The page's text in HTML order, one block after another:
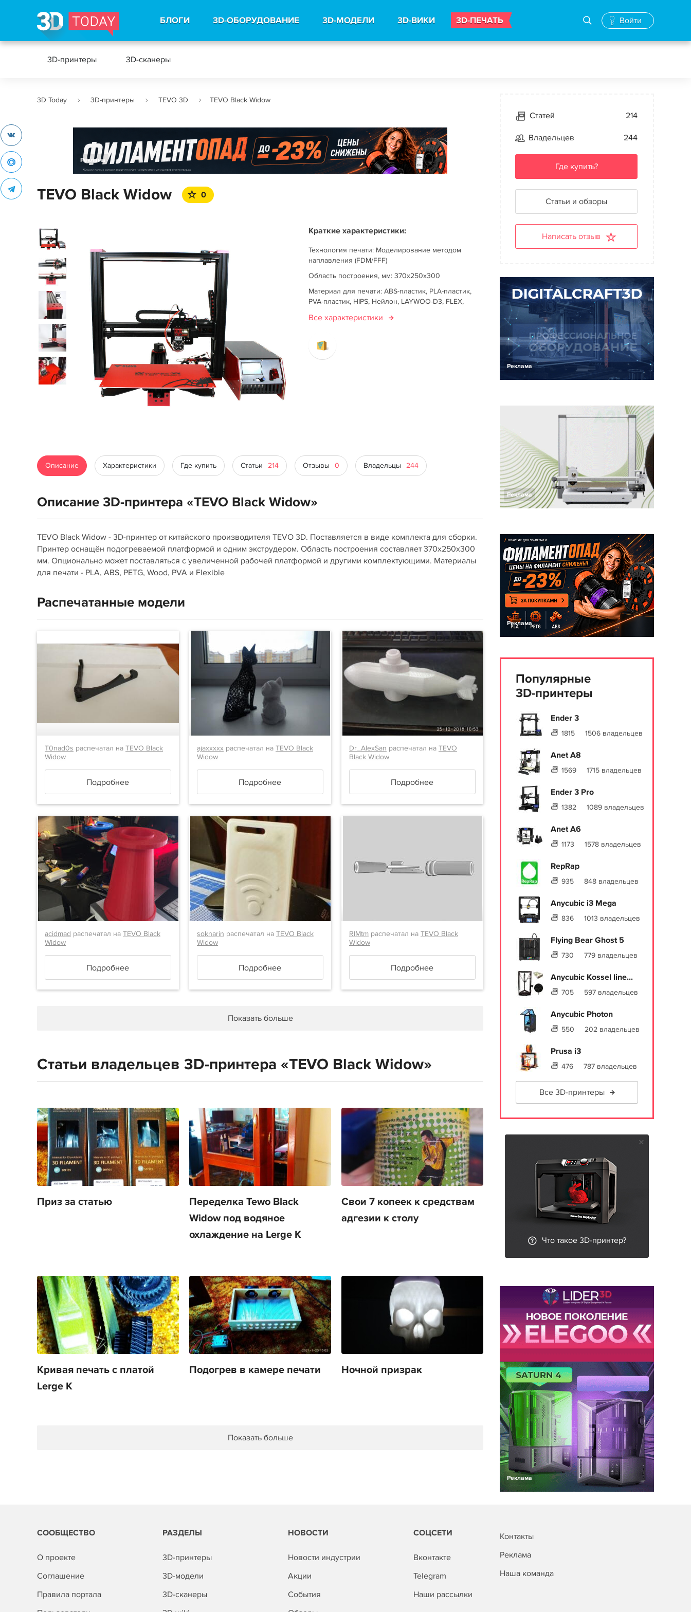
БЛОГИ 3D-ОБОРУДОВАНИЕ 3D-МОДЕЛИ 3D-ВИКИ 3D-ПЕЧАТЬ Войти
3D-принтеры 3D-сканеры
3D Today 3D-принтеры TEVO 3D TEVO Black Widow
Реклама
TEVO Black Widow 0
Краткие характеристики:
Технология печати: Моделирование методом
наплавления (FDM/FFF)
Область построения, мм: 370x250x300
Материал для печати: ABS-пластик, PLA-пластик,
PVA-пластик, HIPS, Нейлон, LAYWOO-D3, FLEX,
Все характеристики
Описание Характеристики Где купить Статьи 214 Отзывы 0 Владельцы 244
Описание 3D-принтера «TEVO Black Widow»
TEVO Black Widow - 3D-принтер от китайского производителя TEVO 3D. Поставляется в виде комплекта для сборки.
Принтер оснащён подогреваемой платформой и одним экструдером. Область построения составляет 370х250х300
мм. Опционально может поставляться с увеличенной рабочей платформой и другими комплектующими. Материалы
для печати - PLA, ABS, PETG, Wood, PVA и Flexible
Распечатанные модели
T0nad0s распечатал на TEVO Black
Widow
Подробнее
ajaxxxxxраспечатал на TEVO Black
Widow
Подробнее
Dr_AlexSan распечатал на TEVO
Black Widow
Подробнее
acidmad распечатал на TEVO Black
Widow
Подробнее
soknarin распечатал на TEVO Black
Widow
Подробнее
RIMtmраспечатал на TEVO Black
Widow
Подробнее
Показать больше
Статьи владельцев 3D-принтера «TEVO Black Widow»
Приз за статью
Переделка Tewo Black
Widow под водяное
охлаждение на Lerge K
Свои 7 копеек к средствам
адгезии к столу
Кривая печать с платой
Lerge K
Подогрев в камере печати Ночной призрак
Показать больше
Статей 214
Владельцев 244
Где купить?
Статьи и обзоры
Написать отзыв
Реклама
Реклама
Реклама
Популярные
3D-принтеры
Ender 3
1815 1506 владельцев
Anet A8
1569 1715 владельцев
Ender 3 Pro
1382 1089 владельцев
Anet A6
1173 1578 владельцев
RepRap
935 848 владельцев
Anycubic i3 Mega
836 1013 владельцев
Flying Bear Ghost 5
730 779 владельцев
Anycubic Kossel line...
705 597 владельцев
Anycubic Photon
550 202 владельцев
Prusa i3
476 787 владельцев
Все 3D-принтеры
Что такое 3D-принтер?
Реклама
СООБЩЕСТВО
О проекте
Соглашение
Правила портала
РАЗДЕЛЫ
3D-принтеры
3D-модели
3D-сканеры
НОВОСТИ
Новости индустрии
Акции
События
СОЦСЕТИ
Вконтакте
Telegram
Наши рассылки
Контакты
Реклама
Наша команда